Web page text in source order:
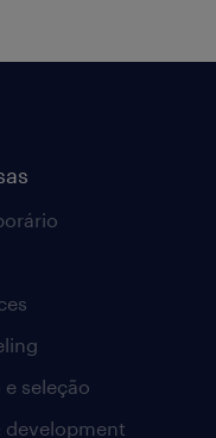
seleção
development